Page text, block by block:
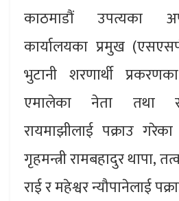
काठमाडौं उपत्यका
कार्यालयका प्रमुख
भुटानी शरणार्थी
एमालेका नेता तथा
रायमाझीलाई पक्राउ
गृहमन्त्री रामबहादुर थापा,
राई र महेश्वर न्यौपानेलाई